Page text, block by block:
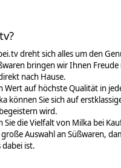
dreht sich alles um den
bringen wir Ihnen Freude
nach Hause.
Wert auf höchste Qualität in
können Sie sich auf
wird.
Sie die Vielfalt von Milka bei
Auswahl an Süßwaren,
dabei ist.